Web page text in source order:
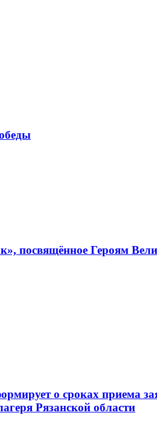
посвящённое Героям
о сроках приема
Рязанской области